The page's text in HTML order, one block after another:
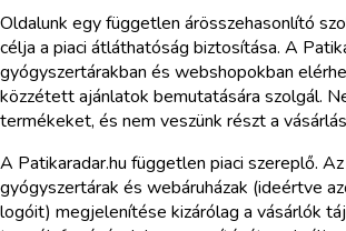
Oldalunk egy független árösszehasonlító
célja a piaci átláthatóság biztosítása. A
gyógyszertárakban és webshopokban
közzétett ajánlatok bemutatására szolgál.
termékeket, és nem veszünk részt a
A Patikaradar.hu független piaci szereplő.
gyógyszertárak és webáruházak (ideértve
logóit) megjelenítése kizárólag a vásárlók